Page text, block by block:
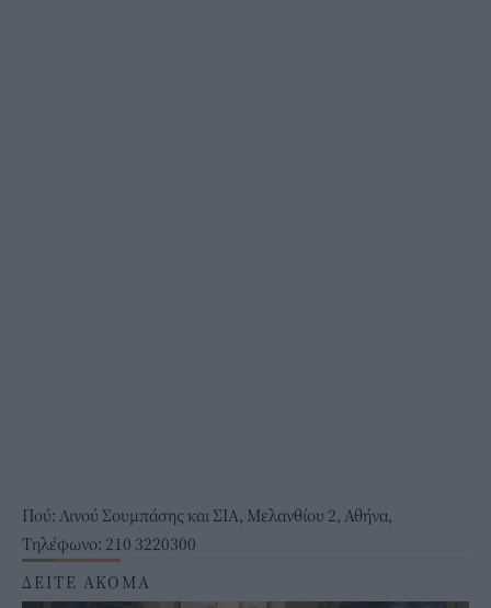
Πού: Λινού Σουμπάσης και ΣΙΑ, Μελανθίου 2, Αθήνα,
Τηλέφωνο: 210 3220300
ΔΕΙΤΕ ΑΚΟΜΑ